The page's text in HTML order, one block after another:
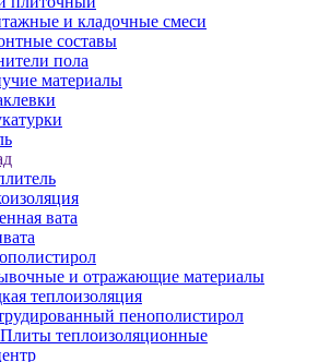
и кладочные смеси
составы
пола
материалы
вата
и отражающие материалы
теплоизоляция
пенополистирол
теплоизоляционные